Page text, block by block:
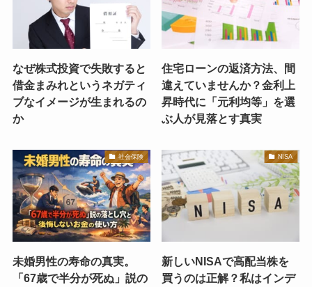
なぜ株式投資で失敗すると
借金まみれというネガティ
ブなイメージが生まれるの
か
住宅ローンの返済方法、間
違えていませんか？金利上
昇時代に「元利均等」を選
ぶ人が見落とす真実
社会保険
未婚男性の寿命の真実。
「67歳で半分が死ぬ」説の
NISA
新しいNISAで高配当株を
買うのは正解？私はインデ